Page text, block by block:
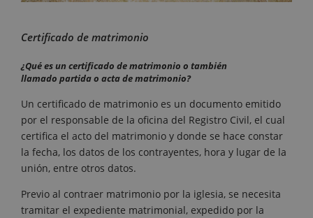
Certificado de matrimonio
¿Qué es un certificado de matrimonio o también
llamado partida o acta de matrimonio?
Un certificado de matrimonio es un documento emitido
por el responsable de la oficina del Registro Civil, el cual
certifica el acto del matrimonio y donde se hace constar
la fecha, los datos de los contrayentes, hora y lugar de la
unión, entre otros datos.
Previo al contraer matrimonio por la iglesia, se necesita
tramitar el expediente matrimonial, expedido por la